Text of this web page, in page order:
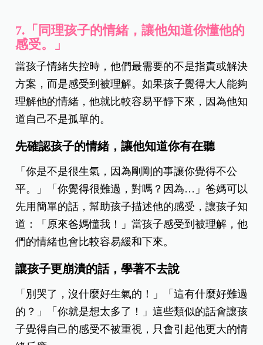
7.「同理孩子的情緒，讓他知道你懂他的
感受。」
當孩子情緒失控時，他們最需要的不是指責或解決
方案，而是感受到被理解。如果孩子覺得大人能夠
理解他的情緒，他就比較容易平靜下來，因為他知
道自己不是孤單的。
先確認孩子的情緒，讓他知道你有在聽
「你是不是很生氣，因為剛剛的事讓你覺得不公
平。」「你覺得很難過，對嗎？因為…」爸媽可以
先用簡單的話，幫助孩子描述他的感受，讓孩子知
道：「原來爸媽懂我！」當孩子感受到被理解，他
們的情緒也會比較容易緩和下來。
讓孩子更崩潰的話，學著不去說
「別哭了，沒什麼好生氣的！」「這有什麼好難過
的？」「你就是想太多了！」這些類似的話會讓孩
子覺得自己的感受不被重視，只會引起他更大的情